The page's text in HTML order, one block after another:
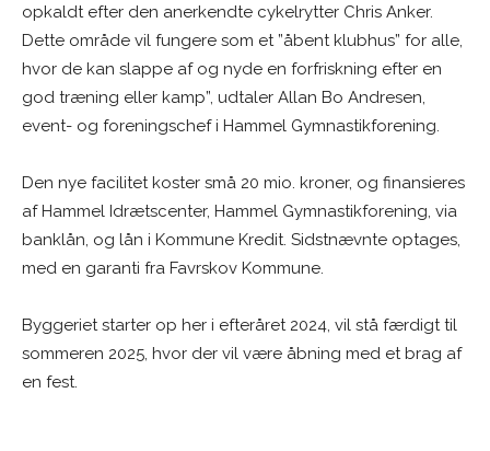
opkaldt efter den anerkendte cykelrytter Chris Anker.
Dette område vil fungere som et ”åbent klubhus” for alle,
hvor de kan slappe af og nyde en forfriskning efter en
god træning eller kamp”, udtaler Allan Bo Andresen,
event- og foreningschef i Hammel Gymnastikforening.
Den nye facilitet koster små 20 mio. kroner, og finansieres
af Hammel Idrætscenter, Hammel Gymnastikforening, via
banklån, og lån i Kommune Kredit. Sidstnævnte optages,
med en garanti fra Favrskov Kommune.
Byggeriet starter op her i efteråret 2024, vil stå færdigt til
sommeren 2025, hvor der vil være åbning med et brag af
en fest.